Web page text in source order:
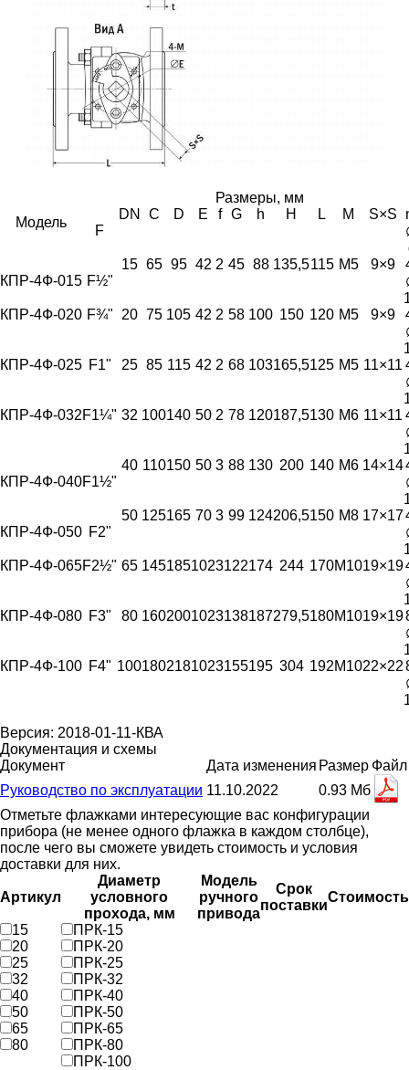
Модель
Размеры, мм
F
DN C D E f G h H L M S×S
КПР-4Ф-015 F½"
15 65 95 42 2 45 88 135,5115 M5 9×9
КПР-4Ф-020 F¾" 20 75 105 42 2 58 100 150 120 M5 9×9
КПР-4Ф-025 F1" 25 85 115 42 2 68 103165,5125 M5 11×11
КПР-4Ф-032F1¼" 32 100140 50 2 78 120187,5130 M6 11×11
КПР-4Ф-040F1½"
40 110150 50 3 88 130 200 140 M6 14×14
КПР-4Ф-050 F2"
50 125165 70 3 99 124206,5150 M8 17×17
КПР-4Ф-065F2½" 65 1451851023122174 244 170M1019×19
КПР-4Ф-080 F3" 80 1602001023138187279,5180M1019×19
КПР-4Ф-100 F4" 1001802181023155195 304 192M1022×22
Версия: 2018-01-11-КВА
Документация и схемы
Документ
Дата изменения Размер Файл
Руководство по эксплуатации 11.10.2022
0.93 Мб
Отметьте флажками интересующие вас конфигурации
прибора (не менее одного флажка в каждом столбце),
после чего вы сможете увидеть стоимость и условия
доставки для них.
Артикул
Диаметр
условного
прохода, мм
Модель
ручного
привода
Срок
поставки
Стоимость
15
20
25
32
40
50
65
80
ПРК-15
ПРК-20
ПРК-25
ПРК-32
ПРК-40
ПРК-50
ПРК-65
ПРК-80
ПРК-100